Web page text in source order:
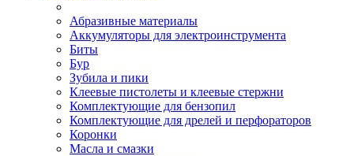
Абразивные материалы
Аккумуляторы для электроинструмента
Биты
Бур
Зубила и пики
Клеевые пистолеты и клеевые стержни
Комплектующие для бензопил
Комплектующие для дрелей и перфораторов
Коронки
Масла и смазки